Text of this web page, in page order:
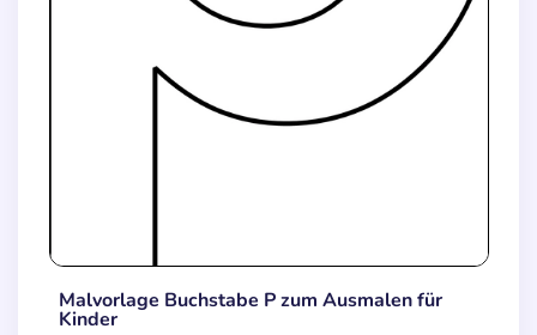
Malvorlage Buchstabe P zum Ausmalen für
Kinder